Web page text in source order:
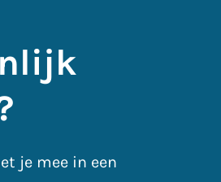
je mee in een